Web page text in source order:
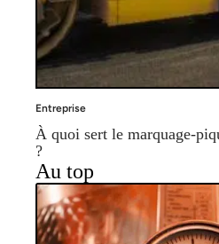
Entreprise
À quoi sert le marquage-
?
Au top